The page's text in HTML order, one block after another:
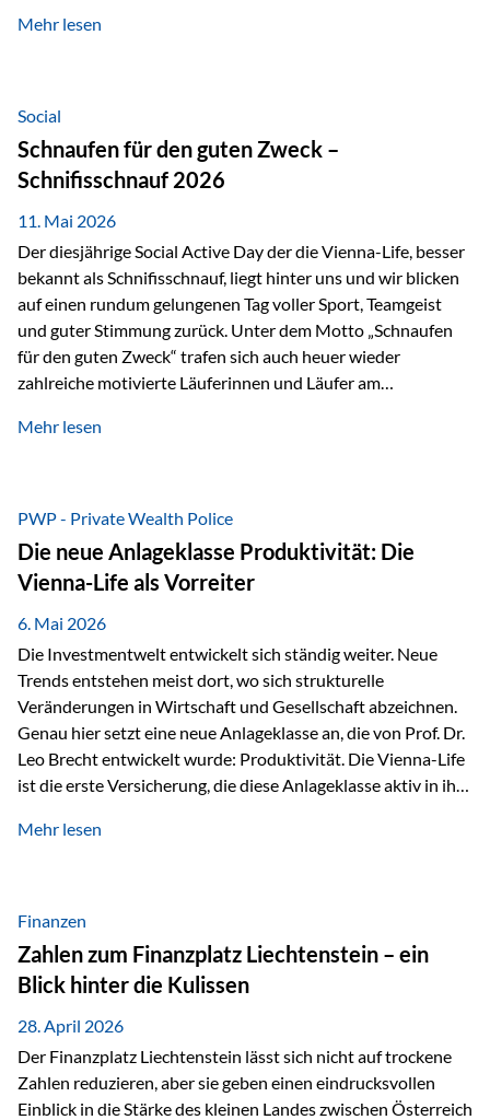
Marktbewegungen stehen im Fokus, sondern die
innerhalb der Private Wealth Police der Vienna-Life steht
der Oculus Value Capital Fund für einen langfristig
orientierten Value-Investing-Ansatz mit Fokus auf
fundamentale Unternehmensanalyse und nachhaltige
Wertentwicklung. Der Investmentansatz: Value Investing
mit Weitblick Im Zentrum steht ein…
Mehr lesen
Social
Schnaufen für den guten Zweck –
Schnifisschnauf 2026
11. Mai 2026
Der diesjährige Social Active Day der die Vienna-Life, besser
bekannt als Schnifisschnauf, liegt hinter uns und wir blicken
auf einen rundum gelungenen Tag voller Sport, Teamgeist
und guter Stimmung zurück. Unter dem Motto „Schnaufen
für den guten Zweck“ trafen sich auch heuer wieder
zahlreiche motivierte Läuferinnen und Läufer am
Höchstleistungen für einen guten Zweck zu erbringen. Mit
Mäder gesammelt werden konnten. Die anspruchsvolle
Strecke mit rund 4,8 Kilometern und 680 Höhenmetern
stellte die Teilnehmerinnen und Teilnehmer vor eine
sportliche Herausforderung. Doch…
Mehr lesen
PWP - Private Wealth Police
Die neue Anlageklasse Produktivität: Die
Vienna-Life als Vorreiter
6. Mai 2026
Die Investmentwelt entwickelt sich ständig weiter. Neue
Trends entstehen meist dort, wo sich strukturelle
Veränderungen in Wirtschaft und Gesellschaft abzeichnen.
Genau hier setzt eine neue Anlageklasse an, die von Prof. Dr.
Leo Brecht entwickelt wurde: Produktivität. Die Vienna-Life
ist die erste Versicherung, die diese Anlageklasse aktiv in ihre
Vorreiter. Warum auf das Thema Produktivität setzen? Die
Wirtschaftswachstum, verändern die Spielregeln für
Investoren. Produktivität adressiert genau diese
Herausforderungen, da wirtschaftliches Wachstum
langfristig durch Produktivitätssteigerung entsteht, also
durch die Fähigkeit von Unternehmen, mehr…
Mehr lesen
Finanzen
Zahlen zum Finanzplatz Liechtenstein – ein
Blick hinter die Kulissen
28. April 2026
Der Finanzplatz Liechtenstein lässt sich nicht auf trockene
Zahlen reduzieren, aber sie geben einen eindrucksvollen
Einblick in die Stärke des kleinen Landes zwischen Österreich